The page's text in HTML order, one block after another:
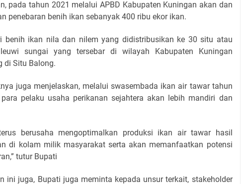
pada tahun 2021 melalui APBD Kabupaten Kuningan akan dan
penebaran benih ikan sebanyak 400 ribu ekor ikan.
benih ikan nila dan nilem yang didistribusikan ke 30 situ atau
sungai yang tersebar di wilayah Kabupaten Kuningan
di Situ Balong.
juga menjelaskan, melalui swasembada ikan air tawar tahun
pelaku usaha perikanan sejahtera akan lebih mandiri dan
berusaha mengoptimalkan produksi ikan air tawar hasil
di kolam milik masyarakat serta akan memanfaatkan potensi
tutur Bupati
ini juga, Bupati juga meminta kepada unsur terkait, stakeholder